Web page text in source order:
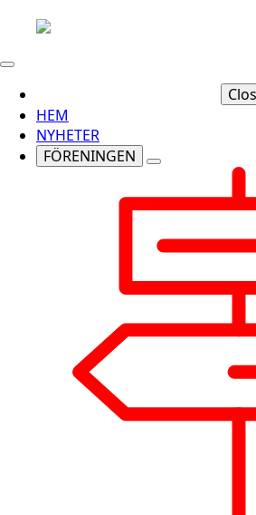
HEM
NYHETER
FÖRENINGEN